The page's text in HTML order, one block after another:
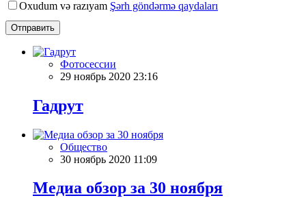
Oxudum və razıyam Şərh göndərmə qaydaları
Отправить
Фотосессии
29 ноябрь 2020 23:16
Гадрут
Общество
30 ноябрь 2020 11:09
Meдиа обзор за 30 ноября